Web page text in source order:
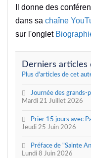
Il donne des
dans sa chaîne
sur l'onglet
Derniers articles
Plus d'articles de cet
Mardi 21 Juillet 2026
Journée des grands-
Jeudi 25 Juin 2026
Prier 15 jours avec
Lundi 8 Juin 2026
Préface de "Sainte